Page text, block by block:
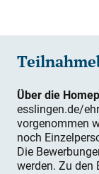
Über die
esslingen.de/
vorgenommen
noch
Die
werden. Zu den